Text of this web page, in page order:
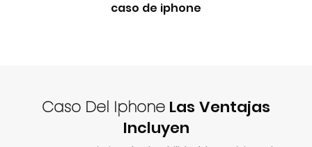
caso de iphone
Caso Del Iphone Las Ventajas
Incluyen